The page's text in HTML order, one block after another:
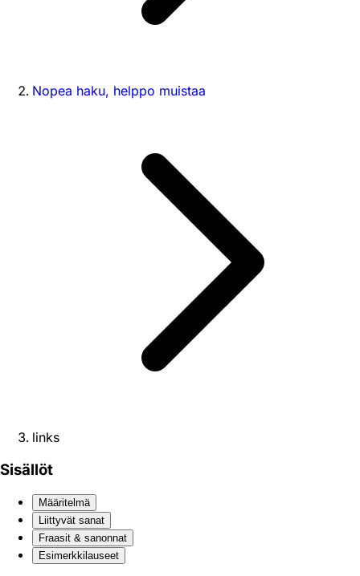
Nopea haku, helppo muistaa
links
Sisällöt
Määritelmä
Liittyvät sanat
Fraasit & sanonnat
Esimerkkilauseet